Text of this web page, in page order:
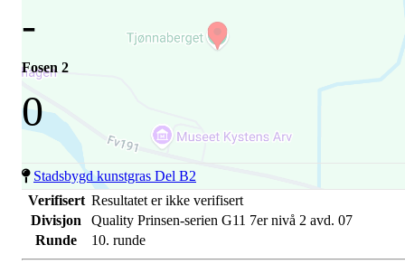
-
Fosen 2
0
Stadsbygd kunstgras Del B2
Verifisert Resultatet er ikke verifisert
Divisjon
Quality Prinsen-serien G11 7er nivå 2 avd. 07
Runde
10. runde